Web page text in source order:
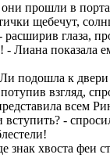
прошли в
щебечут,
глаза,
Лиана показала
подошла к
взгляд,
всем
-
хвоста феи